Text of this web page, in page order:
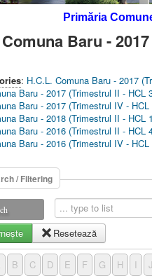
Primăria
Baru -
: H.C.L. Comuna Baru - 2017
Baru - 2017 (Trimestrul II - HCL
Baru - 2017 (Trimestrul IV -
Baru - 2018 (Trimestrul II - HCL
Baru - 2016 (Trimestrul II - HCL
Baru - 2016 (Trimestrul IV -
/ Filtering
Resetează
B C D E F G H I J